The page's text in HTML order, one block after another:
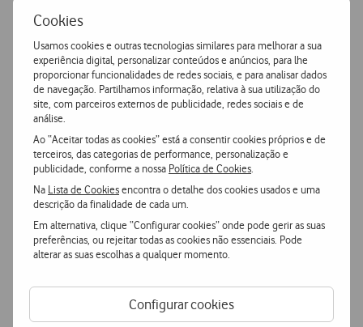
Cookies
Usamos cookies e outras tecnologias similares para melhorar a sua
experiência digital, personalizar conteúdos e anúncios, para lhe
proporcionar funcionalidades de redes sociais, e para analisar dados
de navegação. Partilhamos informação, relativa à sua utilização do
site, com parceiros externos de publicidade, redes sociais e de
análise.
Ao “Aceitar todas as cookies” está a consentir cookies próprios e de
terceiros, das categorias de performance, personalização e
publicidade, conforme a nossa Política de Cookies
Na Lista de Cookiesencontra o detalhe dos cookies usados e uma
descrição da finalidade de cada um.
Em alternativa, clique “Configurar cookies” onde pode gerir as suas
preferências, ou rejeitar todas as cookies não essenciais. Pode
alterar as suas escolhas a qualquer momento.
Configurar cookies
Poupa até €180 em Clube Viva
Samsung Galaxy Tab S11
WI-FI